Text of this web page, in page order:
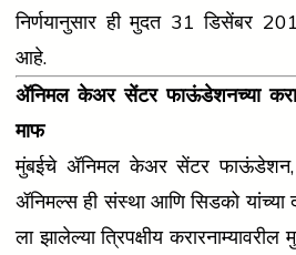
निर्णयानुसार ही मुदत 31 डिसेंबर
आहे.
ॲनिमल केअर सेंटर फाऊंडेशनच्या
माफ
मुंबईचे ॲनिमल केअर सेंटर फाऊंडेशन,
ॲनिमल्स ही संस्था आणि सिडको
ला झालेल्या त्रिपक्षीय